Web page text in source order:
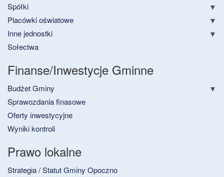
Spółki
Placówki oświatowe
Inne jednostki
Sołectwa
Finanse/Inwestycje Gminne
Budżet Gminy
Sprawozdania finasowe
Oferty inwestycyjne
Wyniki kontroli
Prawo lokalne
Strategia / Statut Gminy Opoczno